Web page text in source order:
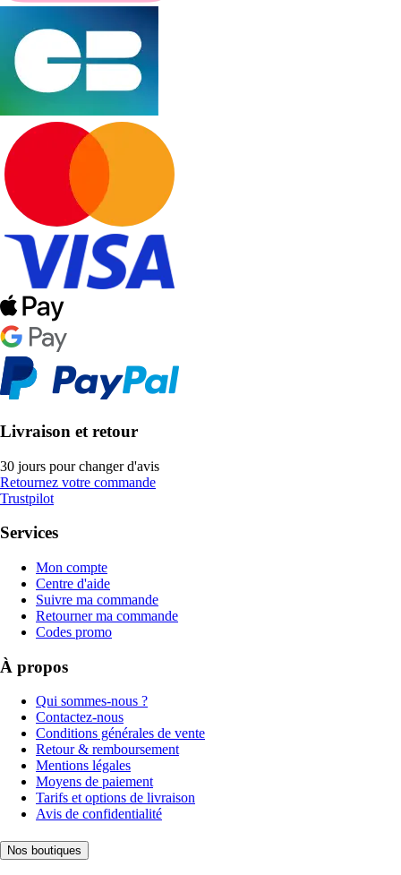
Livraison et retour
30 jours pour changer d'avis
Retournez votre commande
Trustpilot
Services
Mon compte
Centre d'aide
Suivre ma commande
Retourner ma commande
Codes promo
À propos
Qui sommes-nous ?
Contactez-nous
Conditions générales de vente
Retour & remboursement
Mentions légales
Moyens de paiement
Tarifs et options de livraison
Avis de confidentialité
Nos boutiques